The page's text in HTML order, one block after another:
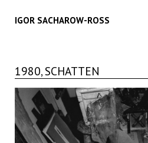
IGOR SACHAROW-ROSS
1980, SCHATTEN